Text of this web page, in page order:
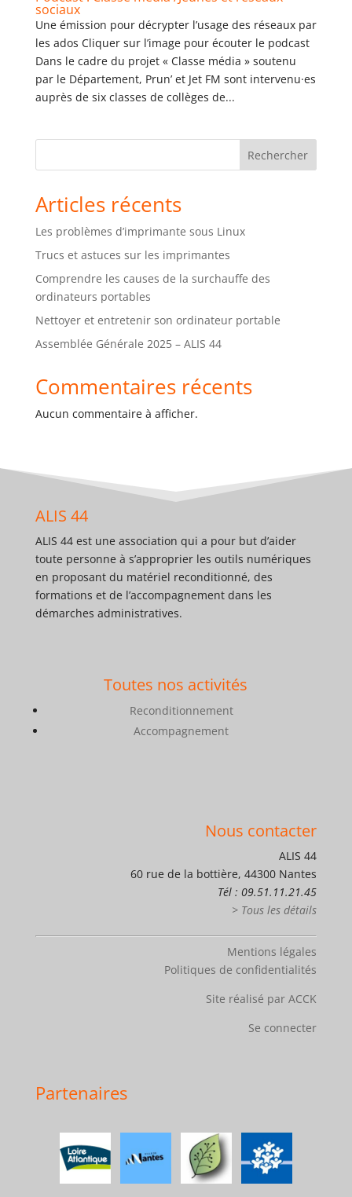
sociaux
Une émission pour décrypter l’usage des réseaux par
les ados Cliquer sur l’image pour écouter le podcast
Dans le cadre du projet « Classe média » soutenu
par le Département, Prun’ et Jet FM sont intervenu·es
auprès de six classes de collèges de...
Rechercher
Articles récents
Les problèmes d’imprimante sous Linux
Trucs et astuces sur les imprimantes
Comprendre les causes de la surchauffe des
ordinateurs portables
Nettoyer et entretenir son ordinateur portable
Assemblée Générale 2025 – ALIS 44
Commentaires récents
Aucun commentaire à afficher.
ALIS 44
ALIS 44 est une association qui a pour but d’aider
toute personne à s’approprier les outils numériques
en proposant du matériel reconditionné, des
formations et de l’accompagnement dans les
démarches administratives.
Toutes nos activités
Reconditionnement
Accompagnement
Nous contacter
ALIS 44
60 rue de la bottière, 44300 Nantes
Tél : 09.51.11.21.45
> Tous les détails
Mentions légales
Politiques de confidentialités
Site réalisé par ACCK
Se connecter
Partenaires